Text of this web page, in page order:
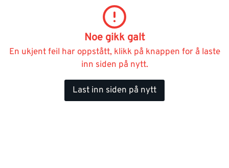
Noe gikk galt
En ukjent feil har oppstått, klikk på knappen for å laste
inn siden på nytt.
Last inn siden på nytt